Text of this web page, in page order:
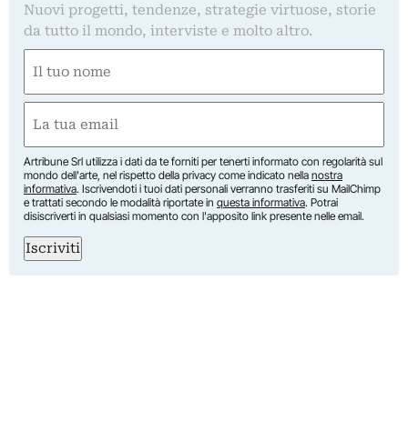
Nuovi progetti, tendenze, strategie virtuose, storie
da tutto il mondo, interviste e molto altro.
(Required)
First
(Required)
Artribune Srl utilizza i dati da te forniti per tenerti informato con regolarità sul
mondo dell'arte, nel rispetto della privacy come indicato nella nostra
informativa. Iscrivendoti i tuoi dati personali verranno trasferiti su MailChimp
e trattati secondo le modalità riportate in questa informativa. Potrai
disiscriverti in qualsiasi momento con l'apposito link presente nelle email.
Iscriviti